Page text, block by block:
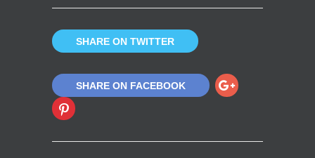
SHARE ON TWITTER
SHARE ON FACEBOOK